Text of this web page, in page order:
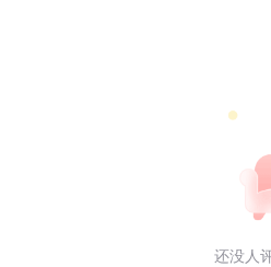
还没人